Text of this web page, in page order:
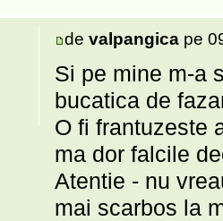
devalpangica pe
Si pe mine m-a
bucatica de
O fi frantuzeste
ma dor falcile
Atentie - nu
mai scarbos la